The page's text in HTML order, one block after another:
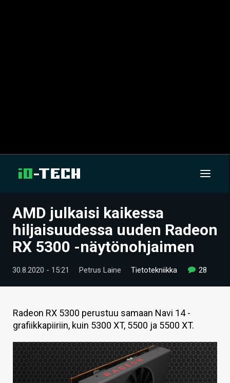
UUTISET
ARTIKKELIT
VIDEOT
TECHBBS
TIETOA
HINTA.FI
KAUPPA
VAIHDA TEEMA
AMD julkaisi kaikessa
hiljaisuudessa uuden Radeon
RX 5300 -näytönohjaimen
30.8.2020 - 15:21 Petrus Laine Tietotekniikka 28
Radeon RX 5300 perustuu samaan Navi 14 -
grafiikkapiiriin, kuin 5300 XT, 5500 ja 5500 XT.